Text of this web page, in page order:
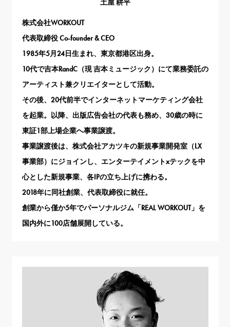
土屋 耕平
株式会社WORKOUT
代表取締役 Co-founder & CEO
1985年5月24日生まれ、東京都港区出身。
10代で吉本RandC（現 吉本ミュージック）にて業務委託の
アーティスト兼クリエイターとして活動。
その後、20代前半でインターネットマーケティング会社
を起業。以降、出版広告会社の代表も務め、30歳の時に
東証1部上場企業へ事業譲渡。
事業譲渡後は、株式会社アカツキの新規事業開発室（LX
事業部）にジョインし、エンターテイメントxテックを中
心とした新規事業、各IPの立ち上げに携わる。
2018年に同社創業、代表取締役に就任。
創業から僅か5年でパーソナルジム「REAL WORKOUT」を
国内外に100店舗展開している。